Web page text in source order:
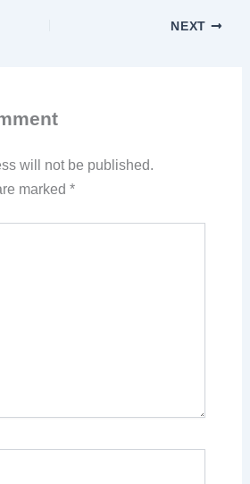
NEXT
will not be published.
marked *